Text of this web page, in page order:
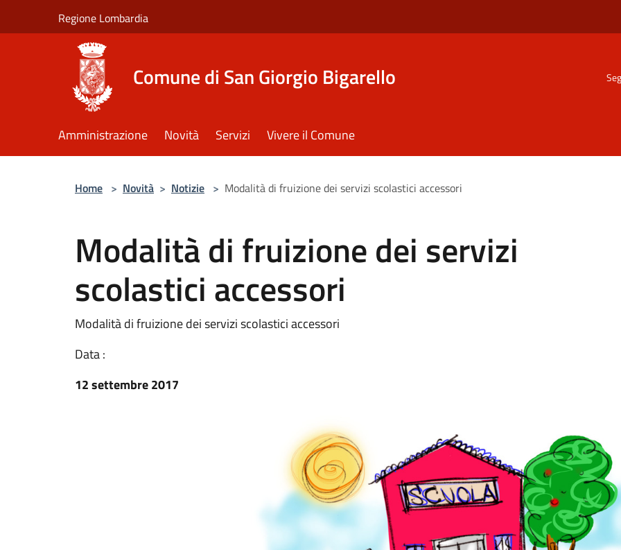
Regione Lombardia
Comune di San Giorgio Bigarello
Amministrazione Novità Servizi Vivere il Comune
Home > Novità > Notizie > Modalità di fruizione dei servizi scolastici accessori
Modalità di fruizione dei servizi
scolastici accessori
Modalità di fruizione dei servizi scolastici accessori
Data :
12 settembre 2017